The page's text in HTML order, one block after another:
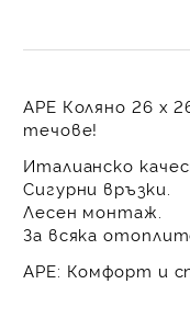
APE Коляно 26 х
течове!
Италианско
Сигурни връзки.
Лесен монтаж.
За всяка
APE: Комфорт и